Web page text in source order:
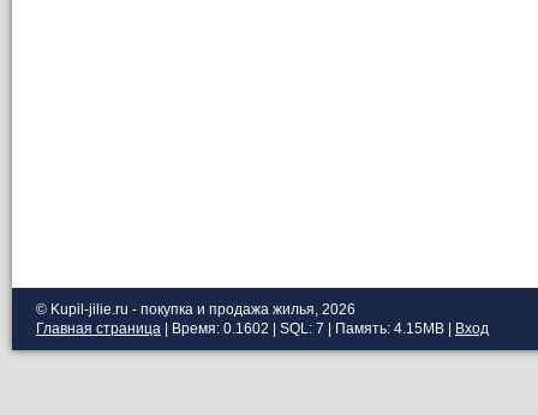
© Kupil-jilie.ru - покупка и продажа жилья, 2026
Главная страница | Время: 0.1602 | SQL: 7 | Память: 4.15MB Вход